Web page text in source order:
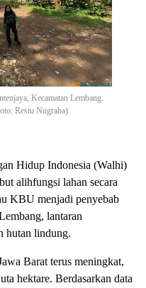
Kecamatan Lembang.
Restu Nugraha)
Hidup Indonesia (Walhi)
alihfungsi lahan secara
KBU menjadi penyebab
lantaran
hutan lindung.
Barat terus meningkat,
hektare. Berdasarkan data